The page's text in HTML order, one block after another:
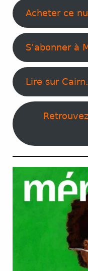
Acheter ce
S’abonner à
Lire sur